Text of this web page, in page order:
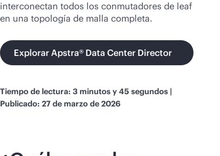
interconectan todos los conmutadores de leaf
en una topología de malla completa.
Explorar Apstra® Data Center Director
Tiempo de lectura: 3 minutos y 45 segundos |
Publicado: 27 de marzo de 2026